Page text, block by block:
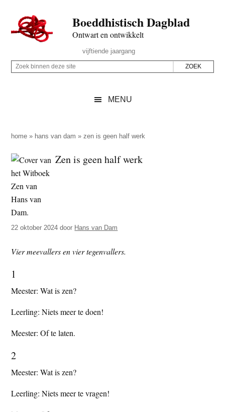
naar
de
inhoud
secondary
naar
de
sidebar
naar
de
Boeddhistisch Dagblad
Ontwart en ontwikkelt
Rechts
vijftiende jaargang
Z
p
d
e
z
e
s
i
e
Z
i
n
e
n
d
e
z
s
t
e
MENU
home » hans van dam »zen is geen half werk
Zen is geen half werk
22 oktober 2024 door Hans van Dam
Vier meevallers en vier tegenvallers.
1
Meester: Wat is zen?
Leerling: Niets meer te doen!
Meester: Of te laten.
2
Meester: Wat is zen?
Leerling: Niets meer te vragen!